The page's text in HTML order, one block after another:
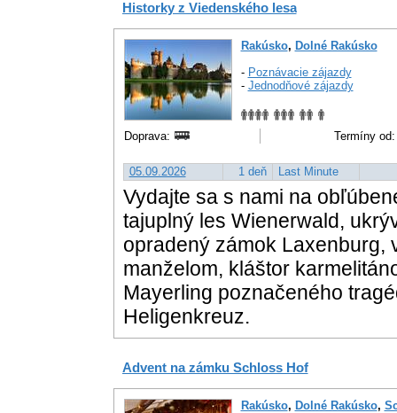
Historky z Viedenského lesa
Rakúsko, Dolné Rakúsko
- Poznávacie zájazdy
- Jednodňové zájazdy
Doprava: Termíny
05.09.2026 1 deň Last Minute
Vydajte sa s nami na
tajuplný les Wienerwald,
opradený zámok Laxenburg,
manželom, kláštor
Mayerling poznačeného
Heligenkreuz.
Advent na zámku Schloss Hof
Rakúsko, Dolné Rakúsko,